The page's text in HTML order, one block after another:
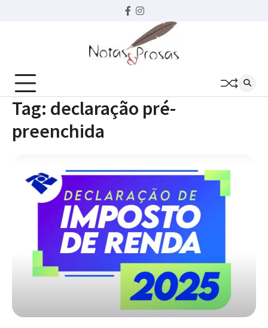
Facebook
instagram
Tag: declaração pré-
preenchida